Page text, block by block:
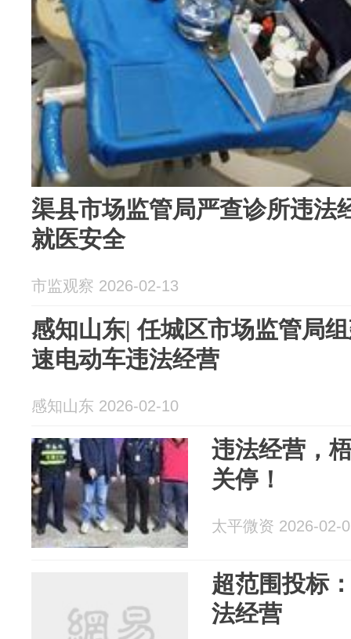
渠县市场监管局严查诊所违法
就医安全
市监观察 2026-02-13
感知山东| 任城区市场监管局
速电动车违法经营
感知山东 2026-02-10
违法经营，
关停！
太平微资 2026-02-
超范围投标
法经营